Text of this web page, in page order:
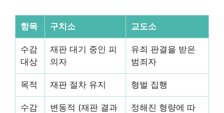
항목 구치소 교도소
수감
대상
재판 대기 중인 피
의자
유죄 판결을 받은
범죄자
목적 재판 절차 유지 형벌 집행
수감
변동적 (재판 결과
정해진 형량에 따